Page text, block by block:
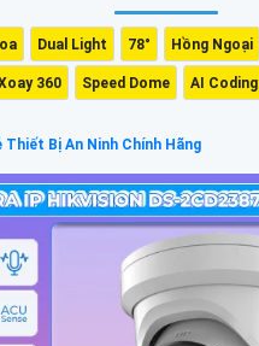
Dual Light 78° Hồng Ngoại
360 Speed Dome AI Coding
Thiết Bị An Ninh Chính Hãng